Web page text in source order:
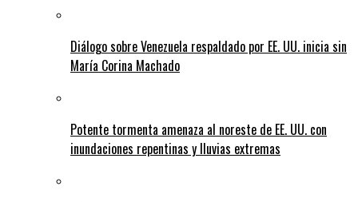
Diálogo sobre Venezuela respaldado por EE. UU. inicia sin
María Corina Machado
Potente tormenta amenaza al noreste de EE. UU. con
inundaciones repentinas y lluvias extremas